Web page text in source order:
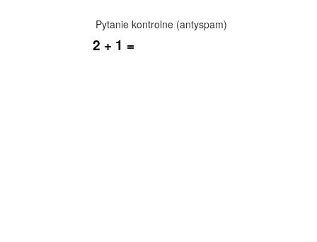
Pytanie kontrolne (antyspam)
2 + 1 =